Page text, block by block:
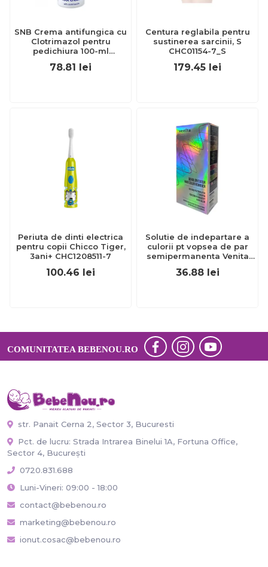
SNB Crema antifungica cu
Clotrimazol pentru
pedichiura 100-ml
EXL359_918
78.81 lei
Centura reglabila pentru
sustinerea sarcinii, S
CHC01154-7_S
179.45 lei
Periuta de dinti electrica
pentru copii Chicco Tiger,
3ani+ CHC1208511-7
100.46 lei
Solutie de indepartare a
culorii pt vopsea de par
semipermanenta Venita
Hair Color Remover, 115ml
15 ml
36.88 lei
COMUNITATEA BEBENOU.RO
str. Panait Cerna 2, Sector 3, Bucuresti
Pct. de lucru: Strada Intrarea Binelui 1A, Fortuna Office,
Sector 4, București
0720.831.688
Luni-Vineri: 09:00 - 18:00
contact@bebenou.ro
marketing@bebenou.ro
ionut.cosac@bebenou.ro